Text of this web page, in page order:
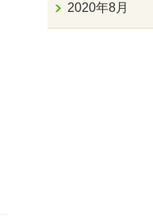
2020年8月